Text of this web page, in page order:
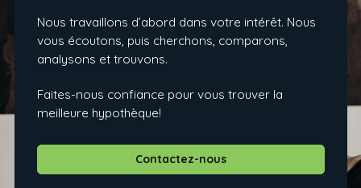
Nous travaillons d’abord dans votre intérêt. Nous
vous écoutons, puis cherchons, comparons,
analysons et trouvons.
Faites-nous confiance pour vous trouver la
meilleure hypothèque!
Contactez-nous